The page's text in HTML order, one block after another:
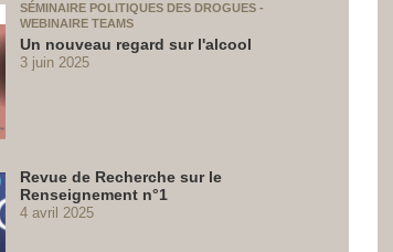
SÉMINAIRE POLITIQUES DES DROGUES -
WEBINAIRE TEAMS
Un nouveau regard sur l'alcool
3 juin 2025
Revue de Recherche sur le
Renseignement n°1
4 avril 2025